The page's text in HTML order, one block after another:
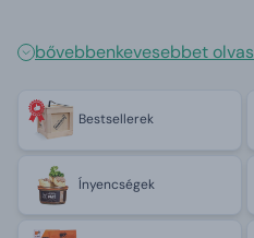
bővebbenkevesebbet olvas
Bestsellerek
Ínyencségek